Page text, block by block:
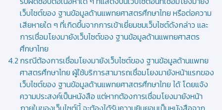
เว็บไซต์ของ ฐานข้อมูลด้านแพทยศาสตรศึกษาไทย หรือต่อความ
เสียหายใด ๆ ที่เกิดขึ้นจากการเข้าเยี่ยมชมเว็บไซต์ดังกล่าว และ
การเชื่อมโยงมายังเว็บไซต์ของ ฐานข้อมูลด้านแพทยศาสตร
ศึกษาไทย
กรณีต้องการเชื่อมโยงมายังเว็บไซต์ของ ฐานข้อมูลด้านแพทย
ศาสตรศึกษาไทย ผู้ใช้บริการสามารถเชื่อมโยงมายังหน้าแรกของ
เว็บไซต์ของ ฐานข้อมูลด้านแพทยศาสตรศึกษาไทย ได้ โดยแจ้ง
ความประสงค์เป็นหนังสือ แต่หากต้องการเชื่อมโยงมายังหน้า